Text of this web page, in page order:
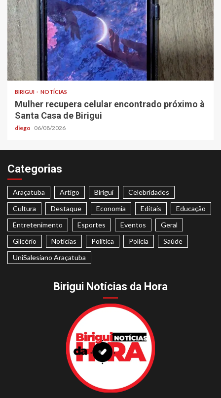
BIRIGUI NOTÍCIAS
Mulher recupera celular encontrado próximo à
Santa Casa de Birigui
diego 06/08/2026
Categorias
Araçatuba Artigo Birigui
Celebridades
Cultura
Destaque Economia Editais
Educação
Entretenimento
Esportes Eventos
Geral
Glicério
Notícias Politica Polícia
Saúde
UniSalesiano Araçatuba
Birigui Notícias da Hora